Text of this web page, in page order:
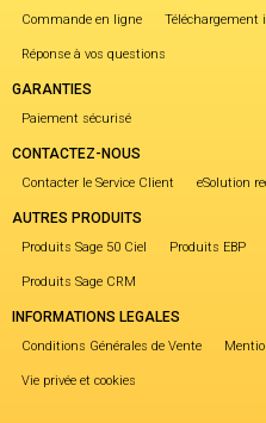
Commande en ligne Téléchargement
Réponse à vos questions
GARANTIES
Paiement sécurisé
CONTACTEZ-NOUS
Contacter le Service Client eSolution
AUTRES PRODUITS
Produits Sage 50 Ciel Produits EBP
Produits Sage CRM
INFORMATIONS LEGALES
Conditions Générales de Vente
Vie privée et cookies